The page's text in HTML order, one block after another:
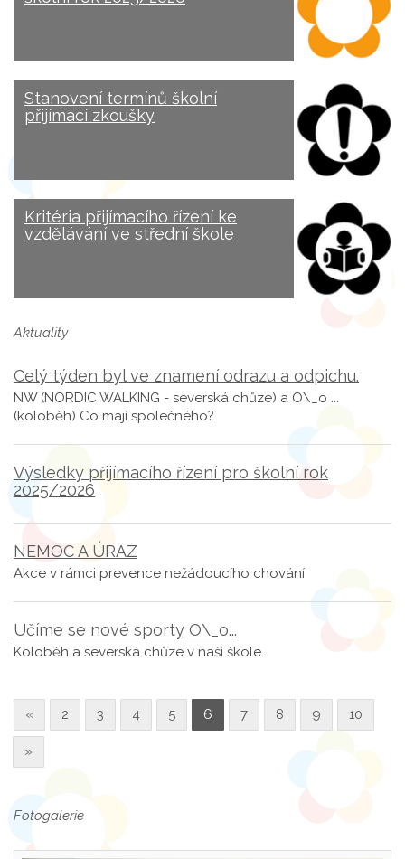
Stanovení termínů školní
přijímací zkoušky
Kritéria přijímacího řízení ke
vzdělávání ve střední škole
Aktuality
Celý týden byl ve znamení odrazu a odpichu.
NW (NORDIC WALKING - severská chůze) a O\_o ...
(koloběh) Co mají společného?
Výsledky přijímacího řízení pro školní rok
2025/2026
NEMOC A ÚRAZ
Akce v rámci prevence nežádoucího chování
Učíme se nové sporty O\_o...
Koloběh a severská chůze v naší škole.
« 2 3 4 5 6 7 8 9 10
»
Fotogalerie